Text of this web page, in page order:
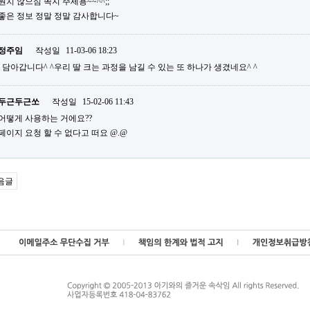
은 정보 정말 정말 감사합니다~
주임 작성일
11-03-06 18:23
아갑니다^ ^우리 딸 크는 과정을 남길 수 있는 또 하나가 생겼네요^ ^
근두근쏘 작성일
15-02-06 11:43
떻게 사용하는 거에요??
이지 요청 할 수 없다고 떠요 @.@
글